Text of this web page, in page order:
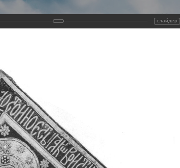
Виртуальный
Новомучеников и
Земли
Сайт создан по благословлению
Галерея
слайдер